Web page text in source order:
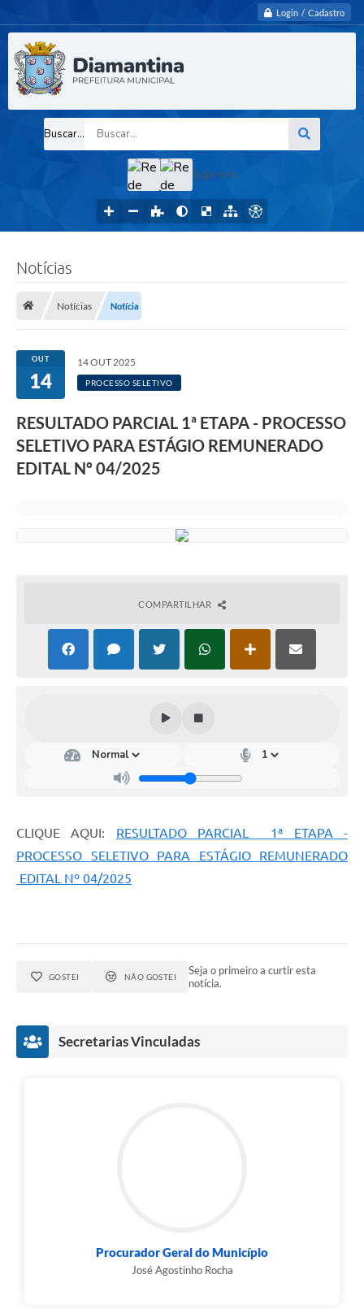
Login / Cadastro
Buscar...
Siga-nos
Notícias
Notícias Notícia
OUT
14
14 OUT 2025
PROCESSO SELETIVO
RESULTADO PARCIAL 1ª ETAPA - PROCESSO
SELETIVO PARA ESTÁGIO REMUNERADO
EDITAL Nº 04/2025
COMPARTILHAR
CLIQUE AQUI: RESULTADO PARCIAL 1ª ETAPA -
PROCESSO SELETIVO PARA ESTÁGIO REMUNERADO
EDITAL Nº 04/2025
GOSTEI NÃO GOSTEI
Seja o primeiro a curtir esta
notícia.
Secretarias Vinculadas
Procurador Geral do Município
José Agostinho Rocha